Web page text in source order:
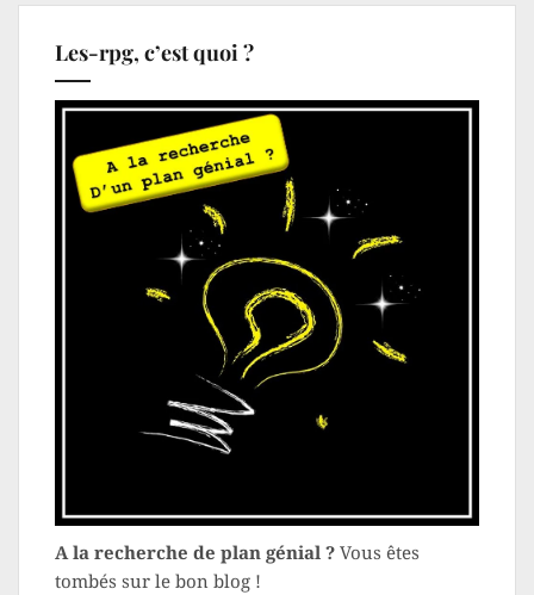
Les-rpg, c’est quoi ?
A la recherche de plan génial ? Vous êtes
tombés sur le bon blog !